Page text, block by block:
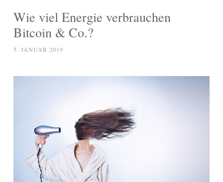
Wie viel Energie verbrauchen
Bitcoin & Co.?
5. JANUAR 2019